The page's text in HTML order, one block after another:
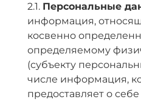
2.1. Персональные
информация,
косвенно
определяемому
(субъекту
числе информация,
предоставляет о